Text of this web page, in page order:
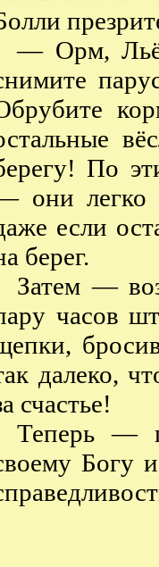
— Орм,
По
они легко
если
берег.
Затем —
часов
далеко,
счастье!
Теперь —
Богу